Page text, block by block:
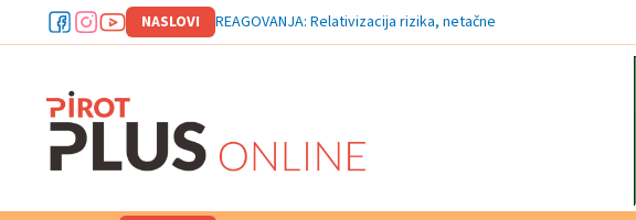
NASLOVI REAGOVANJA: Relativizacija rizika, netačne tvrdnje i izostana